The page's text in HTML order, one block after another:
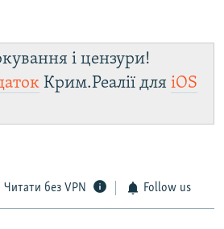
і цензури!
Крим.Реалії для iOS
Читати без VPN Follow us